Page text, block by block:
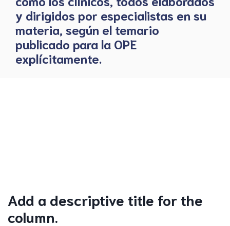
y dirigidos por especialistas en su
materia, según el temario
publicado para la OPE
explícitamente.
Add a descriptive title for the
column.